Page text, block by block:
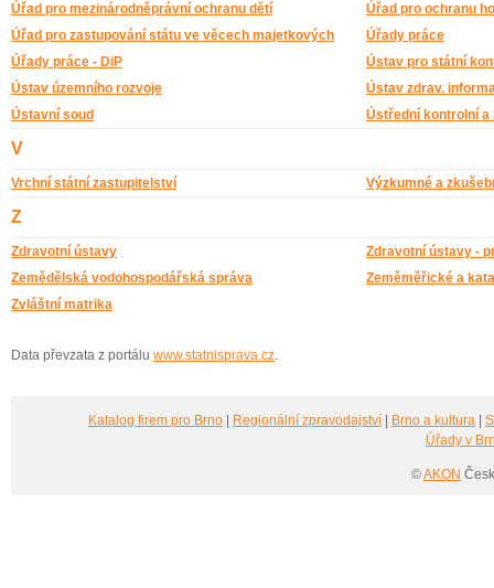
Úřad pro mezinárodněprávní ochranu dětí
Úřad pro ochranu
Úřad pro zastupování státu ve věcech majetkových
Úřady práce
Úřady práce - DiP
Ústav pro státní
Ústav územního rozvoje
Ústav zdrav.
Ústavní soud
Ústřední kontrolní
V
Vrchní státní zastupitelství Výzkumné a
Z
Zdravotní ústavy
Zdravotní ústavy -
Zemědělská vodohospodářská správa
Zeměměřické a
Zvláštní matrika
Data převzata z portálu www.statnisprava.cz.
Katalog firem pro Brno Regionální zpravodajství Brno a kultura
Úřady v
©AKON